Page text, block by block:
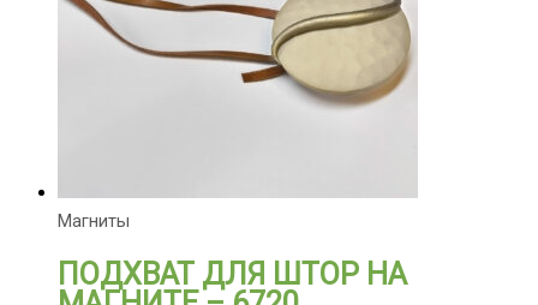
Магниты
ПОДХВАТ ДЛЯ ШТОР НА